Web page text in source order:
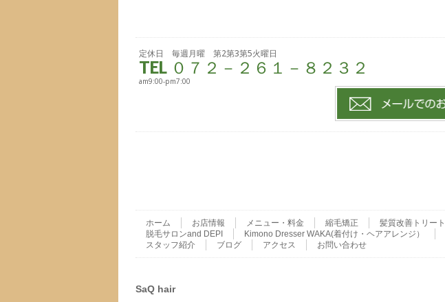
定休日 毎週月曜 第2第3第5火曜日
TEL ０７２－２６１－８２３２
am9:00-pm7:00
ホーム お店情報 メニュー・料金 縮毛矯正 髪質改善トリー
脱毛サロンand DEPI
Kimono Dresser WAKA(着付け・ヘアアレンジ）
スタッフ紹介
ブログ アクセス お問い合わせ
SaQ hair